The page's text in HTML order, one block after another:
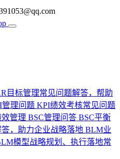
目标管理常见问题解答，帮助
管理问题 KPI绩效考核常见问题
管理 BSC管理问答 BSC平衡
，助力企业战略落地 BLM业
模型战略规划、执行落地常